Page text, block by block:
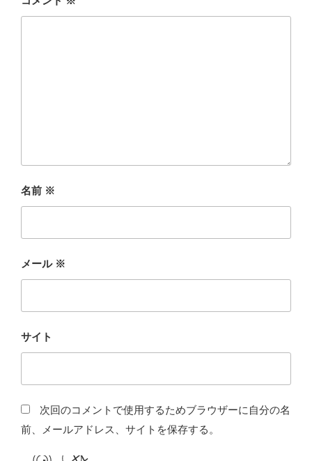
名前 ※
メール ※
サイト
次回のコメントで使用するためブラウザーに自分の名
前、メールアドレス、サイトを保存する。